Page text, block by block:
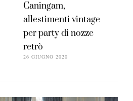
Caningam,
allestimenti vintage
per party di nozze
retrò
26 GIUGNO 2020